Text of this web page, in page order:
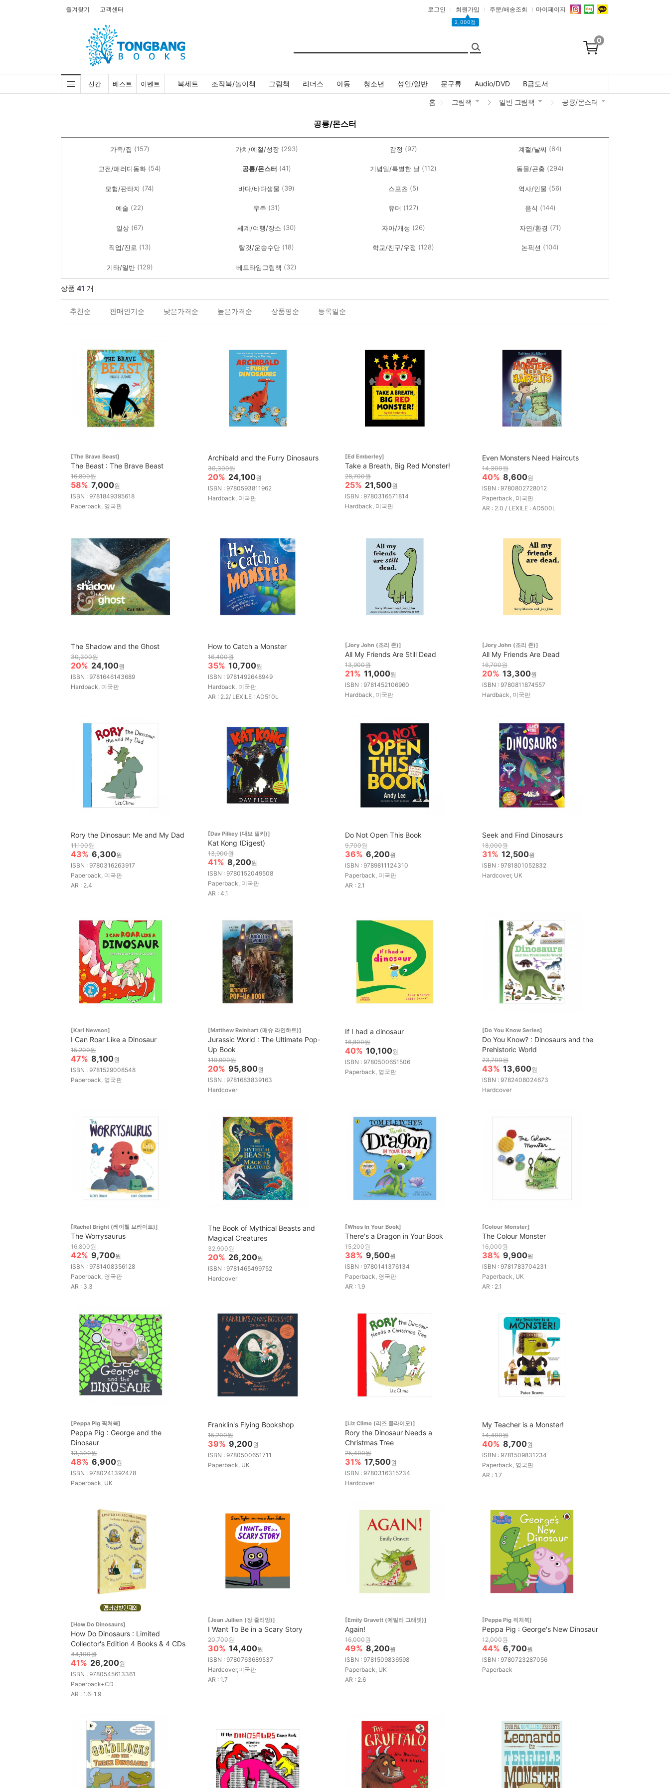
즐겨찾기 고객센터 로그인 회원가입
▲
2,000점
주문/배송조회 마이페이지
0
신간 베스트 이벤트 북세트 조작북/놀이책 그림책 리더스 아동 청소년 성인/일반 문구류 Audio/DVD B급도서
홈 그림책 일반 그림책 공룡/몬스터
공룡/몬스터
가족/집 (157) 가치/예절/성장 (293) 감정 (97) 계절/날씨 (64)
고전/패러디동화 (54) 공룡/몬스터 (41) 기념일/특별한 날 (112) 동물/곤충 (294)
모험/판타지 (74) 바다/바다생물 (39) 스포츠 (5) 역사/인물 (56)
예술 (22) 우주 (31) 유머 (127) 음식 (144)
일상 (67) 세계/여행/장소 (30) 자아/개성 (26) 자연/환경 (71)
직업/진로 (13) 탈것/운송수단 (18) 학교/친구/우정 (128) 논픽션 (104)
기타/일반 (129) 베드타임그림책 (32)
상품 41 개
추천순 판매인기순 낮은가격순 높은가격순 상품평순 등록일순
[The Brave Beast]
The Beast : The Brave Beast
16,800원
58% 7,000원
ISBN : 9781849395618
Paperback, 영국판
Archibald and the Furry Dinosaurs
30,300원
20% 24,100원
ISBN : 9780593811962
Hardback, 미국판
[Ed Emberley]
Take a Breath, Big Red Monster!
28,700원
25% 21,500원
ISBN : 9780316571814
Hardback, 미국판
Even Monsters Need Haircuts
14,300원
40% 8,600원
ISBN : 9780802728012
Paperback, 미국판
AR : 2.0 / LEXILE : AD500L
The Shadow and the Ghost
30,300원
20% 24,100원
ISBN : 9781646143689
Hardback, 미국판
How to Catch a Monster
16,400원
35% 10,700원
ISBN : 9781492648949
Hardback, 미국판
AR : 2.2/ LEXILE : AD510L
[Jory John (조리 존)]
All My Friends Are Still Dead
13,900원
21% 11,000원
ISBN : 9781452106960
Hardback, 미국판
[Jory John (조리 존)]
All My Friends Are Dead
16,700원
20% 13,300원
ISBN : 9780811874557
Hardback, 미국판
Rory the Dinosaur: Me and My Dad
11,100원
43% 6,300원
ISBN : 9780316263917
Paperback, 미국판
AR : 2.4
[Dav Pilkey (대브 필키)]
Kat Kong (Digest)
13,900원
41% 8,200원
ISBN : 9780152049508
Paperback, 미국판
AR : 4.1
Do Not Open This Book
9,700원
36% 6,200원
ISBN : 9789811124310
Paperback, 미국판
AR : 2.1
Seek and Find Dinosaurs
18,000원
31% 12,500원
ISBN : 9781801052832
Hardcover, UK
[Karl Newson]
I Can Roar Like a Dinosaur
15,200원
47% 8,100원
ISBN : 9781529008548
Paperback, 영국판
[Matthew Reinhart (매슈 라인하트)]
Jurassic World : The Ultimate Pop-
Up Book
119,900원
20% 95,800원
ISBN : 9781683839163
Hardcover
If I had a dinosaur
16,800원
40% 10,100원
ISBN : 9780500651506
Paperback, 영국판
[Do You Know Series]
Do You Know? : Dinosaurs and the
Prehistoric World
23,700원
43% 13,600원
ISBN : 9782408024673
Hardcover
[Rachel Bright (레이첼 브라이트)]
The Worrysaurus
16,800원
42% 9,700원
ISBN : 9781408356128
Paperback, 영국판
AR : 3.3
The Book of Mythical Beasts and
Magical Creatures
32,900원
20% 26,200원
ISBN : 9781465499752
Hardcover
[Whos In Your Book]
There's a Dragon in Your Book
15,200원
38% 9,500원
ISBN : 9780141376134
Paperback, 영국판
AR : 1.9
[Colour Monster]
The Colour Monster
16,000원
38% 9,900원
ISBN : 9781783704231
Paperback, UK
AR : 2.1
[Peppa Pig 픽처북]
Peppa Pig : George and the
Dinosaur
13,300원
48% 6,900원
ISBN : 9780241392478
Paperback, UK
Franklin's Flying Bookshop
15,200원
39% 9,200원
ISBN : 9780500651711
Paperback, UK
[Liz Climo (리즈 클라이모)]
Rory the Dinosaur Needs a
Christmas Tree
25,400원
31% 17,500원
ISBN : 9780316315234
Hardcover
My Teacher is a Monster!
14,400원
40% 8,700원
ISBN : 9781509831234
Paperback, 영국판
AR : 1.7
[How Do Dinosaurs]
How Do Dinosaurs : Limited
Collector's Edition 4 Books & 4 CDs
44,100원
41% 26,200원
ISBN : 9780545613361
Paperback+CD
AR : 1.6-1.9
[Jean Jullien (장 줄리앙)]
I Want To Be in a Scary Story
20,700원
30% 14,400원
ISBN : 9780763689537
Hardcover,미국판
AR : 1.7
[Emily Gravett (에밀리 그래빗)]
Again!
16,000원
49% 8,200원
ISBN : 9781509836598
Paperback, UK
AR : 2.6
[Peppa Pig 픽처북]
Peppa Pig : George's New Dinosaur
12,000원
44% 6,700원
ISBN : 9780723287056
Paperback